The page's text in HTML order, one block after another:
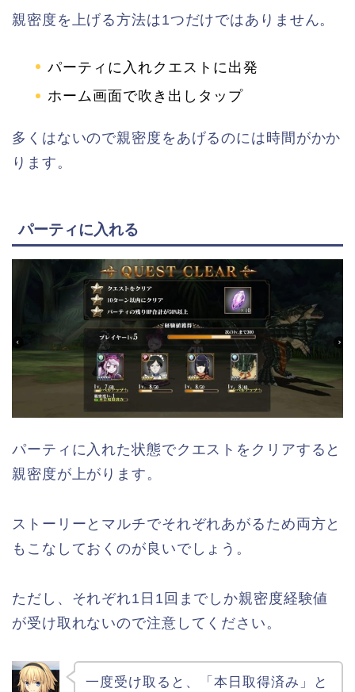
親密度を上げる方法は1つだけではありません。
パーティに入れクエストに出発
ホーム画面で吹き出しタップ
多くはないので親密度をあげるのには時間がかか
ります。
パーティに入れる
パーティに入れた状態でクエストをクリアすると
親密度が上がります。
ストーリーとマルチでそれぞれあがるため両方と
もこなしておくのが良いでしょう。
ただし、それぞれ1日1回までしか親密度経験値
が受け取れないので注意してください。
一度受け取ると、「本日取得済み」と